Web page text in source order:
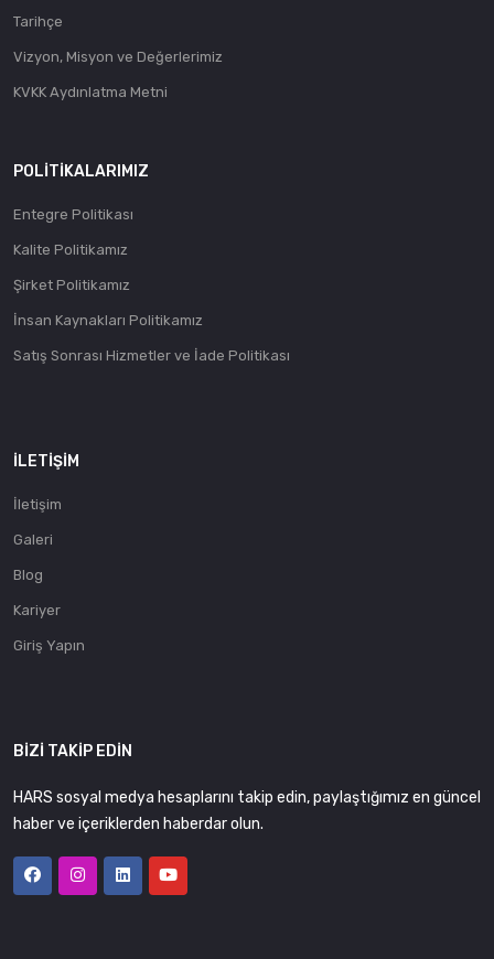
Tarihçe
Vizyon, Misyon ve Değerlerimiz
KVKK Aydınlatma Metni
POLITIKALARIMIZ
Entegre Politikası
Kalite Politikamız
Şirket Politikamız
İnsan Kaynakları Politikamız
Satış Sonrası Hizmetler ve İade Politikası
İLETIŞIM
İletişim
Galeri
Blog
Kariyer
Giriş Yapın
BIZI TAKIP EDIN
HARS sosyal medya hesaplarını takip edin, paylaştığımız en güncel
haber ve içeriklerden haberdar olun.